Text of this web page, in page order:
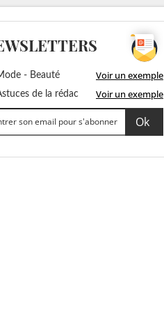
- Beauté Voir un exemple
de la rédac Voir un exemple